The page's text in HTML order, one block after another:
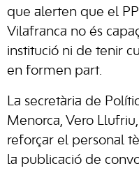
que alerten que el
Vilafranca no és
institució ni de tenir
en formen part.
La secretària de
Menorca, Vero
reforçar el personal
la publicació de